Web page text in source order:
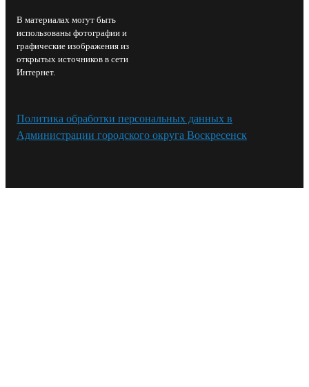
В материалах могут быть
использованы фотографии и
графические изображения из
открытых источников в сети
Интернет.
Политика обработки персональных данных в
Администрации городского округа Воскресенск